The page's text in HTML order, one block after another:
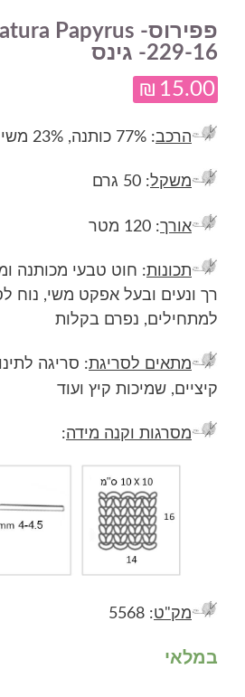
229-16- גינס
₪ 15.00
הרכב: 77% כותנה, 23% משי
משקל: 50 גרם
אורך: 120 מטר
תכונות: חוט טבעי מכותנה
רך ונעים ובעל אפקט משי, נוח
למתחילים, נפרם בקלות
מתאים לסריגת: סריגה
קיציים, שמיכות קיץ ועוד
מסרגות וקנה מידה:
מק"ט: 5568
במלאי